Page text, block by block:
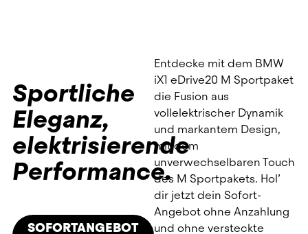
✅ 100 % softwarebasiert und DSGVO-
✅ Mehr Transparenz, weniger
Verwaltungsaufwand und volle
Kostenkontrolle
In nur drei Schritten zum E-Fuhrpark:
Unser Fuhrpark-Kontaktformular
Individuell beraten lassen, die
passenden E-Fahrzeuge auswählen
Sportliche
Eleganz,
elektrisierende
Performance.
SOFORTANGEBOT
Entdecke mit dem BMW
iX1 eDrive20 M Sportpaket
die Fusion aus
vollelektrischer Dynamik
und markantem Design,
mit dem
unverwechselbaren Touch
des M Sportpakets. Hol’
dir jetzt dein Sofort-
Angebot ohne Anzahlung
und ohne versteckte